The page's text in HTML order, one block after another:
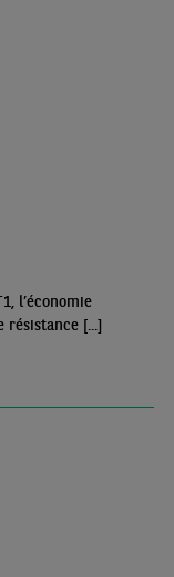
l’économie
résistance [...]